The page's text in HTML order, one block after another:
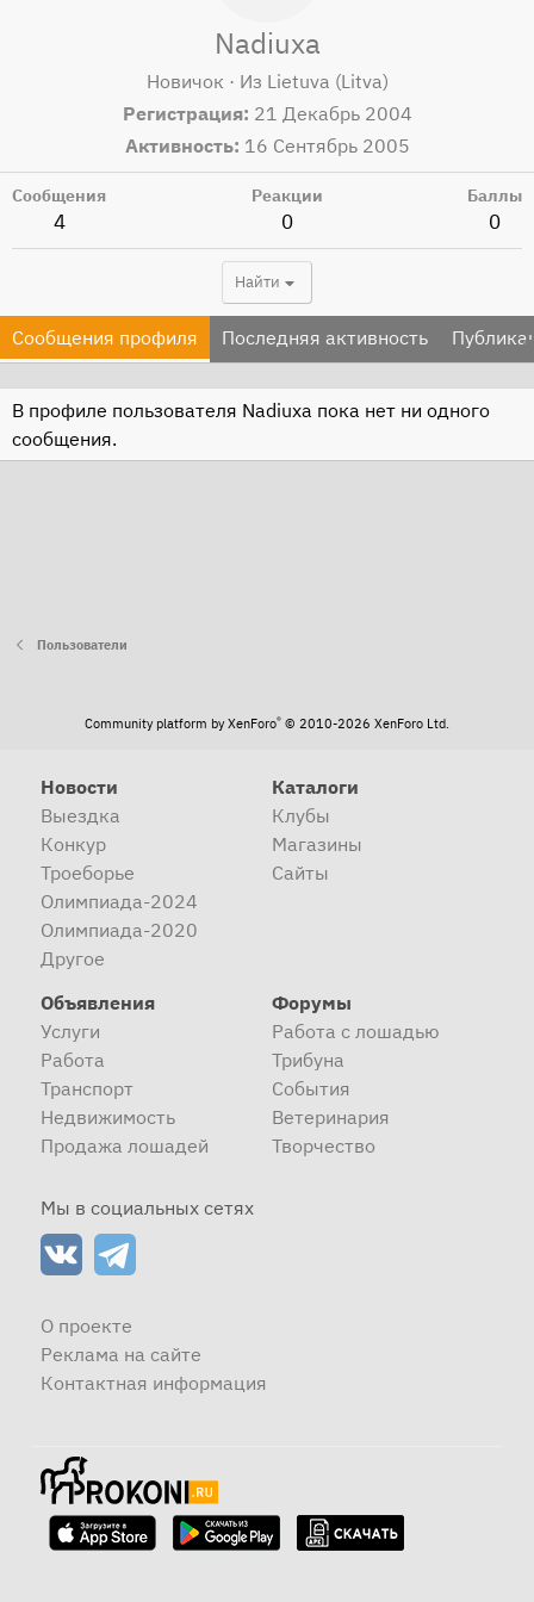
Nadiuxa
Новичок · Из Lietuva (Litva)
Регистрация 21 Декабрь 2004
Активность 16 Сентябрь 2005
Сообщения
4
Реакции
0
Баллы
0
Найти
Сообщения профиля Последняя активность
В профиле пользователя Nadiuxa пока нет ни одного
сообщения.
Пользователи
Community platform by XenForo® © 2010-2026 XenForo Ltd.
Новости
Выездка
Конкур
Троеборье
Олимпиада-2024
Олимпиада-2020
Другое
Каталоги
Клубы
Магазины
Сайты
Объявления
Услуги
Работа
Транспорт
Недвижимость
Продажа лошадей
Форумы
Работа с лошадью
Трибуна
События
Ветеринария
Творчество
Мы в социальных сетях
О проекте
Реклама на сайте
Контактная информация